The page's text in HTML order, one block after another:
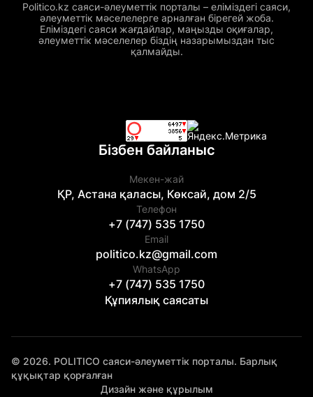
Politico.kz саяси-әлеуметтік порталы – еліміздегі саяси,
әлеуметтік мәселелерге арналған бірегей жоба.
Еліміздегі саяси жағдайлар, маңызды оқиғалар,
әлеуметтік мәселелер біздің назарымыздан тыс
қалмайды.
Бізбен байланыс
Мекен-жай
ҚР, Астана қаласы, Көксай, дом 2/5
Телефон
+7 (747) 535 1750
Email
politico.kz@gmail.com
WhatsApp
+7 (747) 535 1750
Құпиялық саясаты
© 2026. POLITICO саяси-әлеуметтік порталы. Барлық
құқықтар қорғалған
Дизайн және құрылым